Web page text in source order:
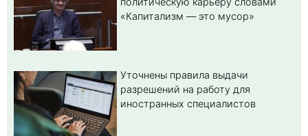
«Капитализм — это мусор»
Уточнены правила выдачи
разрешений на работу для
иностранных специалистов